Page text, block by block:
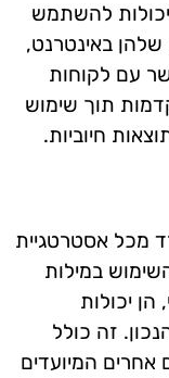
להשתמש
באינטרנט,
עם לקוחות
תוך שימוש
חיוביות.
מכל אסטרטגיית
במילות
הן יכולות
זה כולל
אחרים המיועדים